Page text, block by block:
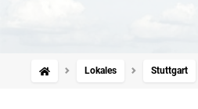
Lokales Stuttgart